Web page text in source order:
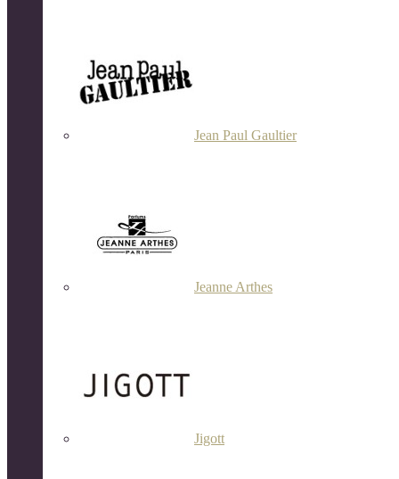
Jean Paul Gaultier
Jeanne Arthes
Jigott